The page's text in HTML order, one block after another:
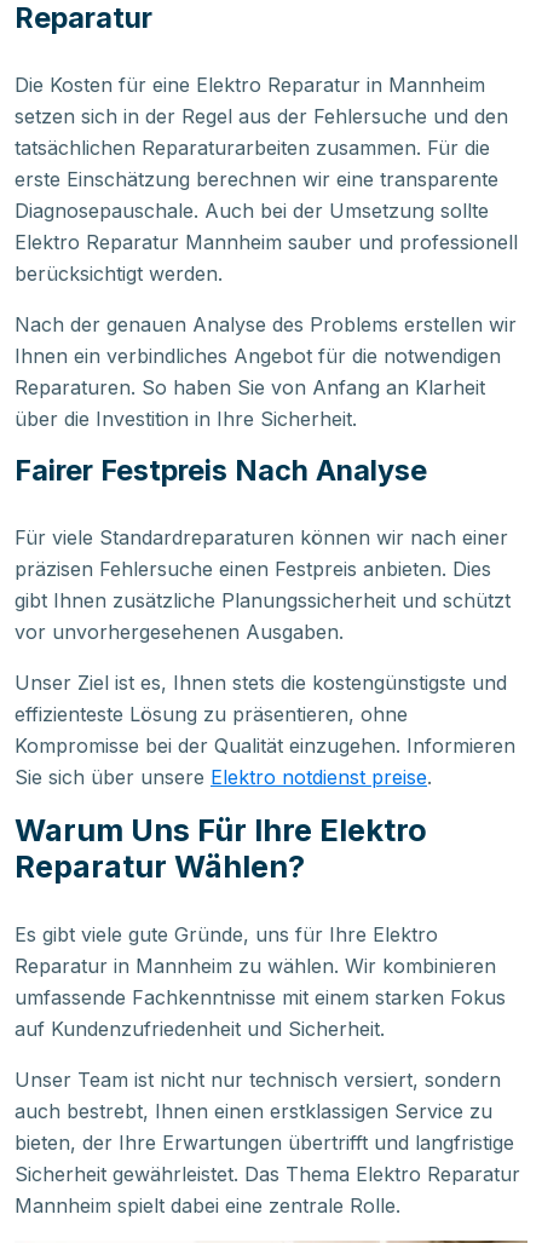
Reparatur
Die Kosten für eine Elektro Reparatur in Mannheim
setzen sich in der Regel aus der Fehlersuche und den
tatsächlichen Reparaturarbeiten zusammen. Für die
erste Einschätzung berechnen wir eine transparente
Diagnosepauschale. Auch bei der Umsetzung sollte
Elektro Reparatur Mannheim sauber und professionell
berücksichtigt werden.
Nach der genauen Analyse des Problems erstellen wir
Ihnen ein verbindliches Angebot für die notwendigen
Reparaturen. So haben Sie von Anfang an Klarheit
über die Investition in Ihre Sicherheit.
Fairer Festpreis Nach Analyse
Für viele Standardreparaturen können wir nach einer
präzisen Fehlersuche einen Festpreis anbieten. Dies
gibt Ihnen zusätzliche Planungssicherheit und schützt
vor unvorhergesehenen Ausgaben.
Unser Ziel ist es, Ihnen stets die kostengünstigste und
effizienteste Lösung zu präsentieren, ohne
Kompromisse bei der Qualität einzugehen. Informieren
Sie sich über unsere Elektro notdienst preise.
Warum Uns Für Ihre Elektro
Reparatur Wählen?
Es gibt viele gute Gründe, uns für Ihre Elektro
Reparatur in Mannheim zu wählen. Wir kombinieren
umfassende Fachkenntnisse mit einem starken Fokus
auf Kundenzufriedenheit und Sicherheit.
Unser Team ist nicht nur technisch versiert, sondern
auch bestrebt, Ihnen einen erstklassigen Service zu
bieten, der Ihre Erwartungen übertrifft und langfristige
Sicherheit gewährleistet. Das Thema Elektro Reparatur
Mannheim spielt dabei eine zentrale Rolle.